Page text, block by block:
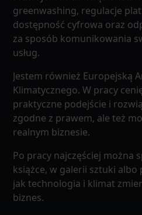
greenwashing, regulacje
dostępność cyfrowa oraz
za sposób komunikowania
usług.
Jestem również Europejską
Klimatycznego. W pracy
praktyczne podejście i
zgodne z prawem, ale też
realnym biznesie.
Po pracy najczęściej można
książce, w galerii sztuki
jak technologia i klimat
biznes.